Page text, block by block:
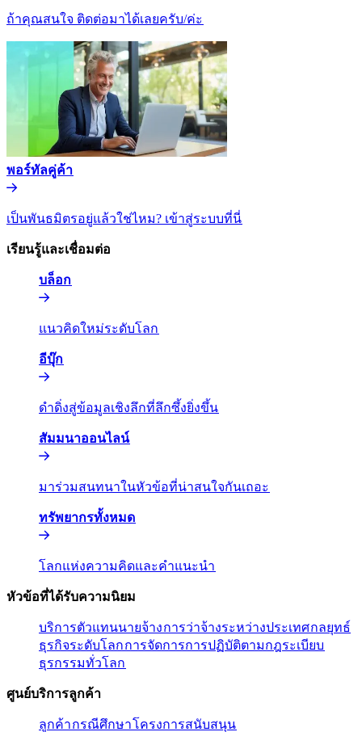
ถ้าคุณสนใจ ติดต่อมาได้เลยครับ/ค่ะ​​
พอร์ทัลคู่ค้า​​
เป็นพันธมิตรอยู่แล้วใช่ไหม? เข้าสู่ระบบที่นี่​​
เรียนรู้และเชื่อมต่อ​​
บล็อก​​
แนวคิดใหม่ระดับโลก​​
อีบุ๊ก​​
ดำดิ่งสู่ข้อมูลเชิงลึกที่ลึกซึ้งยิ่งขึ้น​​
สัมมนาออนไลน์​​
มาร่วมสนทนาในหัวข้อที่น่าสนใจกันเถอะ​​
ทรัพยากรทั้งหมด​​
โลกแห่งความคิดและคำแนะนำ​​
หัวข้อที่ได้รับความนิยม​​
บริการตัวแทนนายจ้าง​​การว่าจ้างระหว่างประเทศ​​กลยุทธ์
ธุรกิจระดับโลก​​การจัดการการปฏิบัติตามกฎระเบียบ​​
ธุรกรรมทั่วโลก​​
ศูนย์บริการลูกค้า​​
ลูกค้า​​กรณีศึกษา​​โครงการสนับสนุน​​